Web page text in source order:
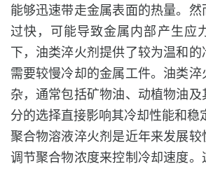
能够迅速带走金属表面的热量。然
过快，可能导致金属内部产生应
下，油类淬火剂提供了较为温和
需要较慢冷却的金属工件。油类淬
杂，通常包括矿物油、动植物油
分的选择直接影响其冷却性能和稳
聚合物溶液淬火剂是近年来发展
调节聚合物浓度来控制冷却速度。